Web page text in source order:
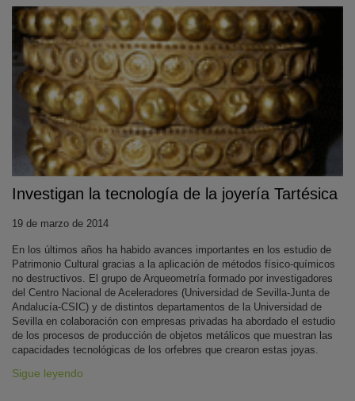
Investigan la tecnología de la joyería Tartésica
19 de marzo de 2014
En los últimos años ha habido avances importantes en los estudio de
Patrimonio Cultural gracias a la aplicación de métodos físico-químicos
no destructivos. El grupo de Arqueometría formado por investigadores
del Centro Nacional de Aceleradores (Universidad de Sevilla-Junta de
Andalucía-CSIC) y de distintos departamentos de la Universidad de
Sevilla en colaboración con empresas privadas ha abordado el estudio
de los procesos de producción de objetos metálicos que muestran las
capacidades tecnológicas de los orfebres que crearon estas joyas.
Sigue leyendo